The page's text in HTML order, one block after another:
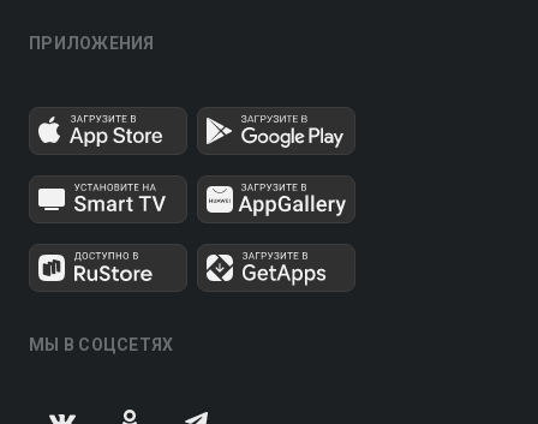
ПРИЛОЖЕНИЯ
МЫ В СОЦСЕТЯХ